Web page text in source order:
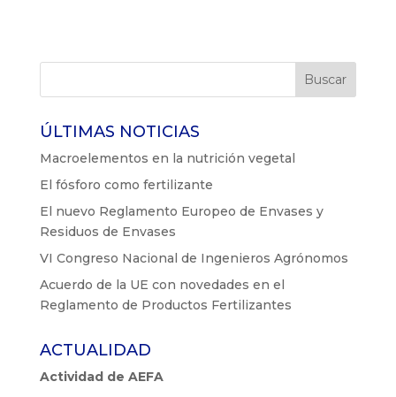
ÚLTIMAS NOTICIAS
Macroelementos en la nutrición vegetal
El fósforo como fertilizante
El nuevo Reglamento Europeo de Envases y
Residuos de Envases
VI Congreso Nacional de Ingenieros Agrónomos
Acuerdo de la UE con novedades en el
Reglamento de Productos Fertilizantes
ACTUALIDAD
Actividad de AEFA